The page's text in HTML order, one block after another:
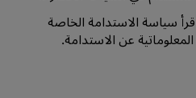
سياسة الاستدامة الخاصة
المعلوماتية عن الاستدامة.